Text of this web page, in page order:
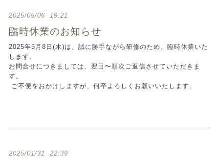
2025/05/06 19:21
臨時休業のお知らせ
2025年5月8日(木)は、誠に勝手ながら研修のため、臨時休業いた
します。
お問合せにつきましては、翌日〜順次ご返信させていただきま
す。
ご不便をおかけしますが、何卒よろしくお願いいたします。
2025/01/31 22:39